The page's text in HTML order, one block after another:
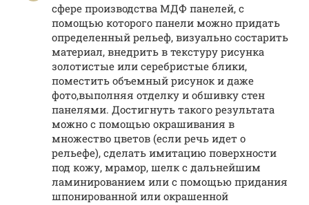
сфере производства МДФ панелей, с
помощью которого панели можно придать
определенный рельеф, визуально состарить
материал, внедрить в текстуру рисунка
золотистые или серебристые блики,
поместить объемный рисунок и даже
фото,выполняя отделку и обшивку стен
панелями. Достигнуть такого результата
можно с помощью окрашивания в
множество цветов (если речь идет о
рельефе), сделать имитацию поверхности
под кожу, мрамор, шелк с дальнейшим
ламинированием или с помощью придания
шпонированной или окрашенной